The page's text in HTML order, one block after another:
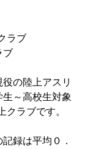
ラブ
ブ
の陸上アスリ
～高校生対象
ラブです。
録は平均０．